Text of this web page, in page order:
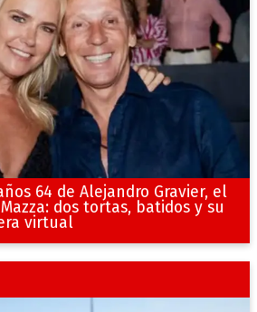
64 de Alejandro Gravier, el
dos tortas, batidos y su
virtual